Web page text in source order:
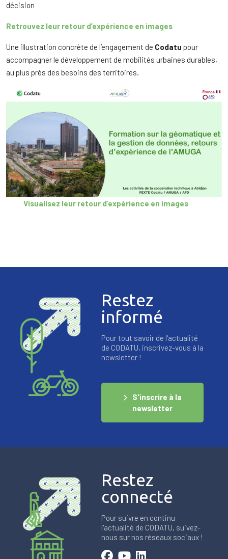
décision
Retrouvez leur retour d’expérience en images
Une illustration concrète de l’engagement de Codatu pour
accompagner le développement de mobilités urbaines durables,
au plus près des besoins des territoires.
Visualisez leur retour d’expérience en images
Restez
informé
Pour tout savoir de l'actualité
de CODATU, inscrivez-vous à la
newsletter !
S'inscrire à la
newsletter
Restez
connecté
Pour suivre en continu
l'actualité de CODATU, suivez-
nous sur nos réseaux sociaux !